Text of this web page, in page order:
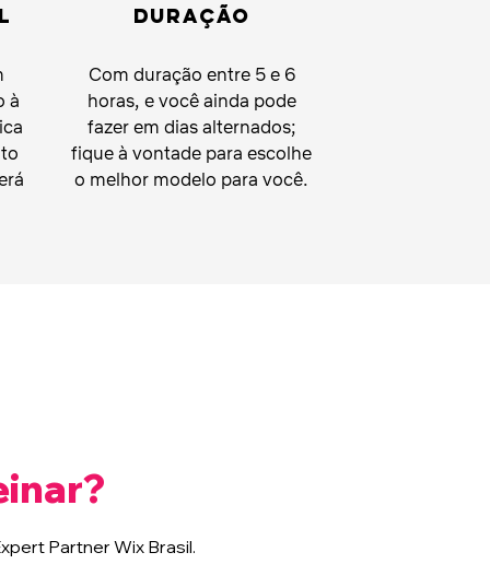
à
Duração
Com duração entre 5 e 6
horas, e você ainda pode
fazer em dias alternados;
fique à vontade para escolhe
o melhor modelo para você.
Partner Wix Brasil.